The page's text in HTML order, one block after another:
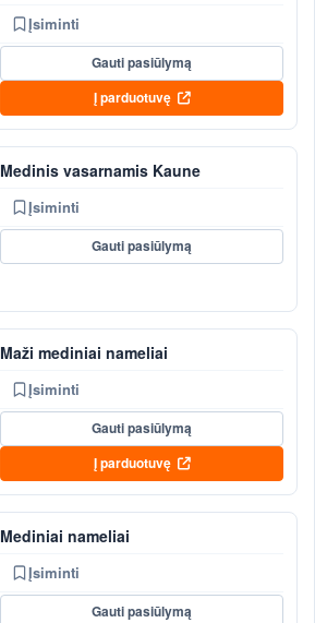
Įsiminti
Gauti pasiūlymą
Į parduotuvę
Medinis vasarnamis Kaune
Įsiminti
Gauti pasiūlymą
Maži mediniai nameliai
Įsiminti
Gauti pasiūlymą
Į parduotuvę
Mediniai nameliai
Įsiminti
Gauti pasiūlymą